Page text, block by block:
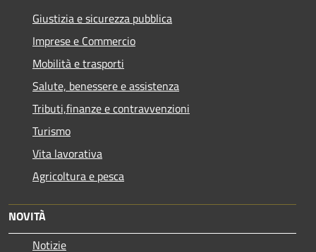
Giustizia e sicurezza pubblica
Imprese e Commercio
Mobilità e trasporti
Salute, benessere e assistenza
Tributi,finanze e contravvenzioni
Turismo
Vita lavorativa
Agricoltura e pesca
NOVITÀ
Notizie